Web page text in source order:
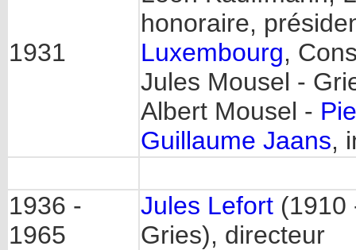
1931
honoraire,
Luxembourg,
Jules Mousel -
Albert Mousel -
Guillaume Jaans,
1936 -
1965
Jules Lefort (1910
Gries), directeur